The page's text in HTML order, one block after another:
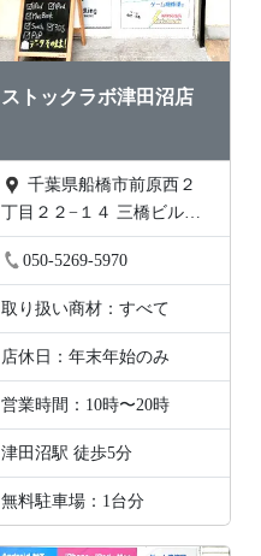
ストックラボ津田沼店
千葉県船橋市前原西２
丁目２２−１４ 三橋ビル
202号
050-5269-5970
取り扱い商材：すべて
店休日：年末年始のみ
営業時間：10時〜20時
津田沼駅 徒歩5分
無料駐車場：1台分